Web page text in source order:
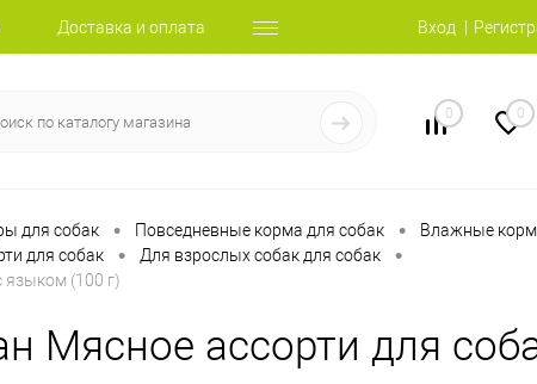
Доставка и оплата Вход
0 0
для собак • Повседневные корма для собак • Влажные
для собак • Для взрослых собак для собак •
языком (100 г)
Мясное ассорти для